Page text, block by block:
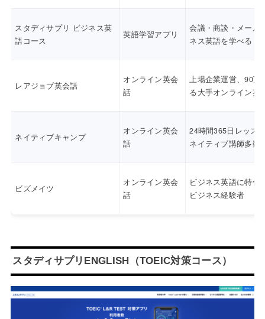
スタディサプリ ビジネス英
語コース
英語学習アプリ
会議・商談・メール
ネス英語を学べる
レアジョブ英会話
オンライン英会
話
上場企業運営、90万
る大手オンライン英
ネイティブキャンプ
オンライン英会
話
24時間365日レッス
ネイティブ講師多数
ビズメイツ
オンライン英会
話
ビジネス英語に特化
ビジネス経験者
スタディサプリENGLISH（TOEIC対策コース）